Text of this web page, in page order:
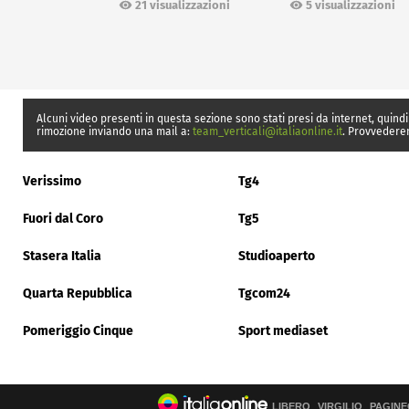
21 visualizzazioni 5 visualizzazioni
Alcuni video presenti in questa sezione sono stati presi da internet,
rimozione inviando una mail a: team_verticali@italiaonline.it.
Verissimo Tg4
Fuori dal Coro Tg5
Stasera Italia Studioaperto
Quarta Repubblica Tgcom24
Pomeriggio Cinque Sport mediaset
LIBERO VIRGILIO